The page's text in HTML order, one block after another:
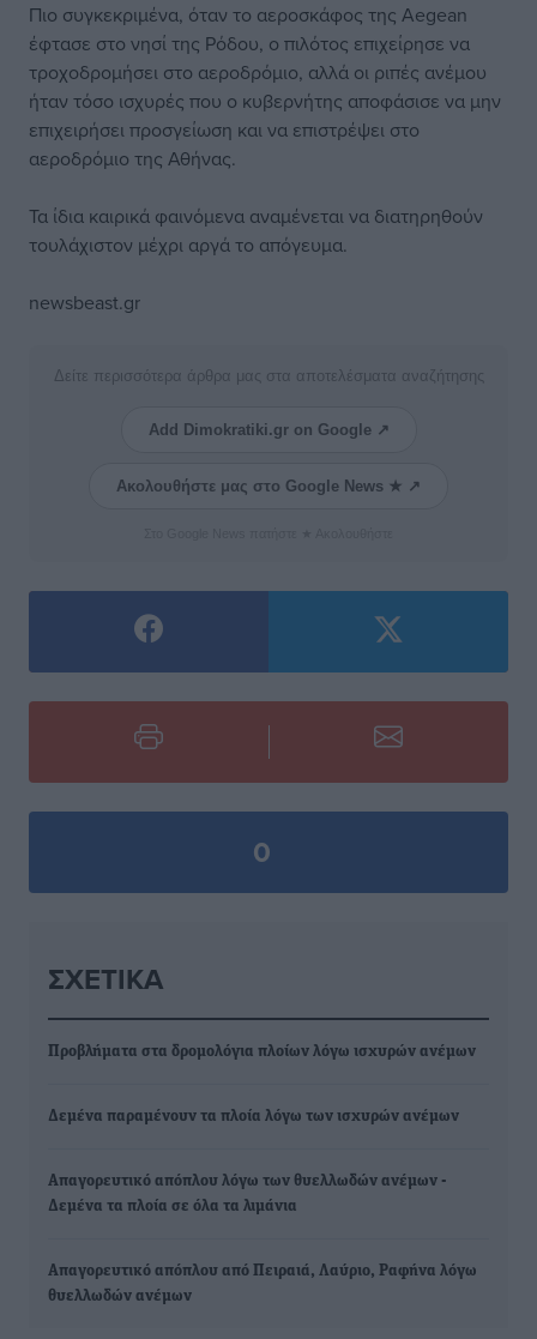
Πιο συγκεκριμένα, όταν το αεροσκάφος της Aegean
έφτασε στο νησί της Ρόδου, ο πιλότος επιχείρησε να
τροχοδρομήσει στο αεροδρόμιο, αλλά οι ριπές ανέμου
ήταν τόσο ισχυρές που ο κυβερνήτης αποφάσισε να μην
επιχειρήσει προσγείωση και να επιστρέψει στο
αεροδρόμιο της Αθήνας.
Τα ίδια καιρικά φαινόμενα αναμένεται να διατηρηθούν
τουλάχιστον μέχρι αργά το απόγευμα.
newsbeast.gr
Δείτε περισσότερα άρθρα μας στα αποτελέσματα αναζήτησης
Add Dimokratiki.gr on Google ↗
Ακολουθήστε μας στο Google News ★ ↗
0
ΣΧΕΤΙΚΆ
Προβλήματα στα δρομολόγια πλοίων λόγω ισχυρών ανέμων
Δεμένα παραμένουν τα πλοία λόγω των ισχυρών ανέμων
Απαγορευτικό απόπλου λόγω των θυελλωδών ανέμων -
Δεμένα τα πλοία σε όλα τα λιμάνια
Απαγορευτικό απόπλου από Πειραιά, Λαύριο, Ραφήνα λόγω
θυελλωδών ανέμων